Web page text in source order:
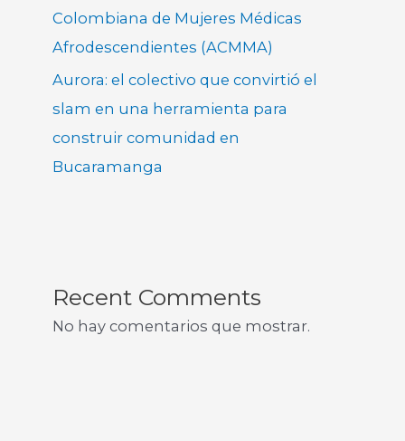
Colombiana de Mujeres Médicas
Afrodescendientes (ACMMA)
Aurora: el colectivo que convirtió el
slam en una herramienta para
construir comunidad en
Bucaramanga
Recent Comments
No hay comentarios que mostrar.